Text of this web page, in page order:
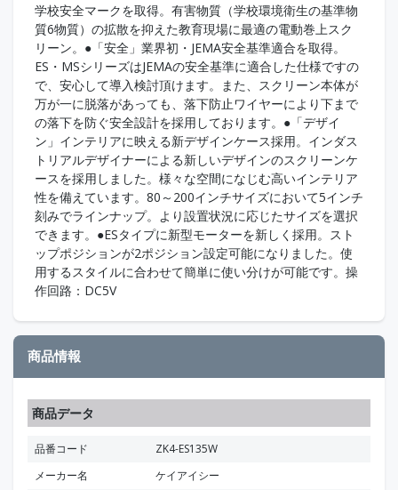
学校安全マークを取得。有害物質（学校環境衛生の基準物
質6物質）の拡散を抑えた教育現場に最適の電動巻上スク
リーン。●「安全」業界初・JEMA安全基準適合を取得。
ES・MSシリーズはJEMAの安全基準に適合した仕様ですの
で、安心して導入検討頂けます。また、スクリーン本体が
万が一に脱落があっても、落下防止ワイヤーにより下まで
の落下を防ぐ安全設計を採用しております。●「デザイ
ン」インテリアに映える新デザインケース採用。インダス
トリアルデザイナーによる新しいデザインのスクリーンケ
ースを採用しました。様々な空間になじむ高いインテリア
性を備えています。80～200インチサイズにおいて5インチ
刻みでラインナップ。より設置状況に応じたサイズを選択
できます。●ESタイプに新型モーターを新しく採用。スト
ップポジションが2ポジション設定可能になりました。使
用するスタイルに合わせて簡単に使い分けが可能です。操
作回路：DC5V
商品情報
商品データ
品番コード
ZK4-ES135W
メーカー名
ケイアイシー